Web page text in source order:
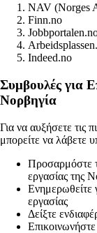
NAV (Norges
Finn.no
Indeed.no
Συμβουλές για
Νορβηγία
Για να αυξήσετε τις
μπορείτε να λάβετε
Προσαρμόστε
εργασίας της
Ενημερωθείτε
εργασίας
Δείξτε
Επικοινωνήστε